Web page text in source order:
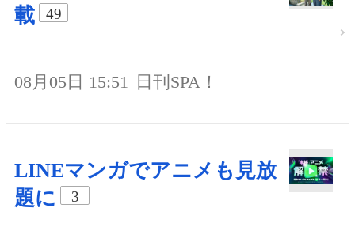
載
49
08月05日 15:51 日刊SPA！
LINEマンガでアニメも見放
題に
3